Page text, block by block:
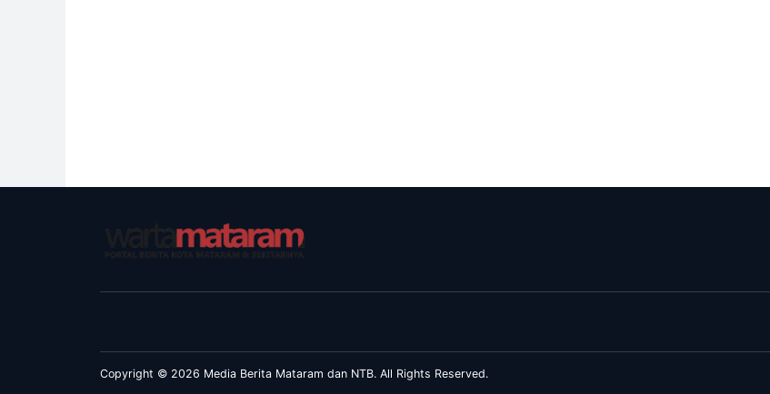
Copyright © 2026 Media Berita Mataram dan NTB. All Rights Reserved.